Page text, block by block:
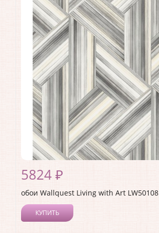
Длина рулона: 8.23
Ширина рулона:0.68
Материал покрытия:Акриловое
Страна:США
Материал основы:
Бумага
Раппорт:53
5824 ₽
обои Wallquest Living with Art LW50108
КУПИТЬ